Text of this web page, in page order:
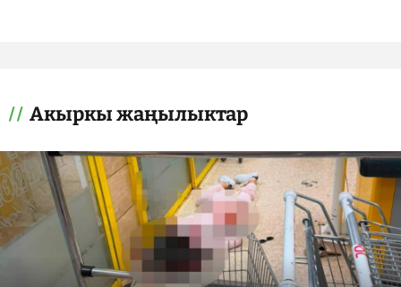
Акыркы жаңылыктар